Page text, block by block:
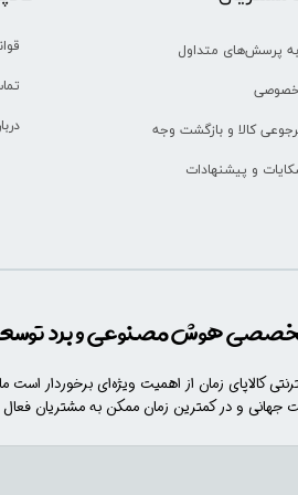
پرسش‌های متداول
کالا و بازگشت وجه
و پیشنهادات
هوش مصنوعی و برد
کالاپای زمان از اهمیت ویژه‌ای برخوردار
جهانی و در کمترین زمان ممکن به مشتریان